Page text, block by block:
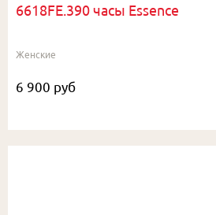
6618FE.390 часы Essence
Женские
6 900 руб